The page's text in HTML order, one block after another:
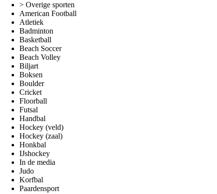
> Overige sporten
American Football
Atletiek
Badminton
Basketball
Beach Soccer
Beach Volley
Biljart
Boksen
Boulder
Cricket
Floorball
Futsal
Handbal
Hockey (veld)
Hockey (zaal)
Honkbal
IJshockey
In de media
Judo
Korfbal
Paardensport